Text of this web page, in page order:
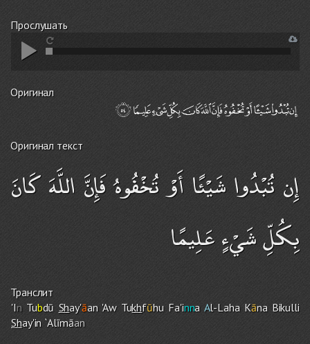
Прослушать
Оригинал
Оригинал текст
إِن تُبْدُوا شَيْئًا أَوْ تُخْفُوهُ فَإِنَّ اللَّهَ كَانَ
بِكُلِّ شَيْءٍ عَلِيمًا
Транслит
'InTubdū Shay'āan 'Aw TukhfūhuFa'inna Al-Laha Kāna Bikulli
Shay'in `Alīmāan